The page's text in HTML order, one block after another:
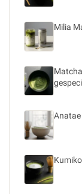
Milia